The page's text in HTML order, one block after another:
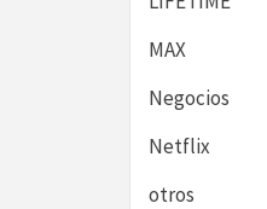
MAX
Negocios
Netflix
otros